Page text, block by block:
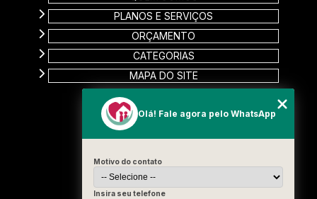
PLANOS E SERVIÇOS
ORÇAMENTO
CATEGORIAS
MAPA DO SITE
CONTATO
Santo André - SP
(11) 99715-3131
Olá! Fale agora pelo WhatsApp
Motivo do contato
Insira seu telefone